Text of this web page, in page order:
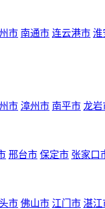
市 南通市 连云港市 淮
市 漳州市 南平市 龙岩
邢台市 保定市 张家口
市 佛山市 江门市 湛江